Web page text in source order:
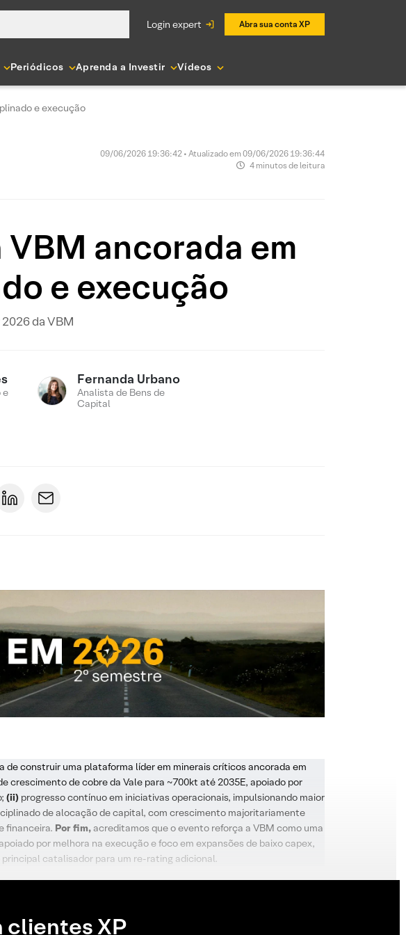
login expert Abra sua conta XP
Periódicos Aprenda a Investir Vídeos
e execução
09/06/2026 19:36:42 • Atualizado em 09/06/2026 19:36:44
4 minutos de leitura
ancorada em
e execução
da VBM
e
Fernanda Urbano
Analista de Bens de
Capital
de construir uma plataforma líder em minerais críticos ancorada em
crescimento de cobre da Vale para ~700kt até 2035E, apoiado por
(ii) progresso contínuo em iniciativas operacionais, impulsionando maior
de alocação de capital, com crescimento majoritariamente
financeira. Por fim,acreditamos que o evento reforça a VBM como uma
por melhora na execução e foco em expansões de baixo capex,
catalisador para um re-rating adicional.
clientes XP